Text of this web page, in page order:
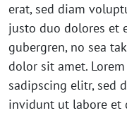
erat, sed diam
justo duo dolores et
gubergren, no sea
dolor sit amet.
sadipscing elitr, sed
invidunt ut labore et